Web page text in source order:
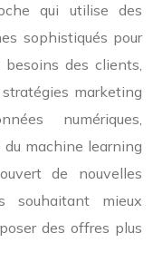
qui utilise des
sophistiqués pour
des clients,
marketing
numériques,
machine learning
de nouvelles
souhaitant mieux
des offres plus